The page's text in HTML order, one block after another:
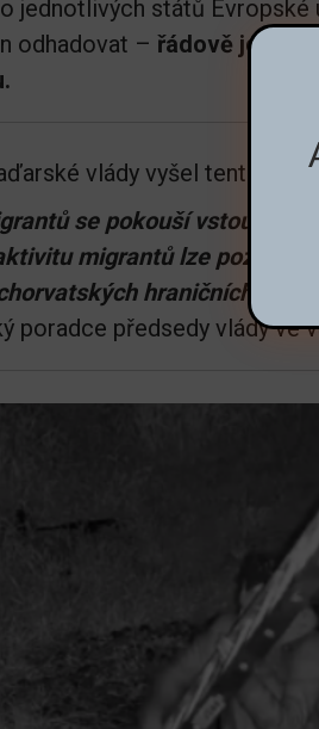
jednotlivých států Evropské
odhadovat – řádově jde o
vlády vyšel tento
se pokouší vstoupit
migrantů lze
hraničních
poradce předsedy vlády ve